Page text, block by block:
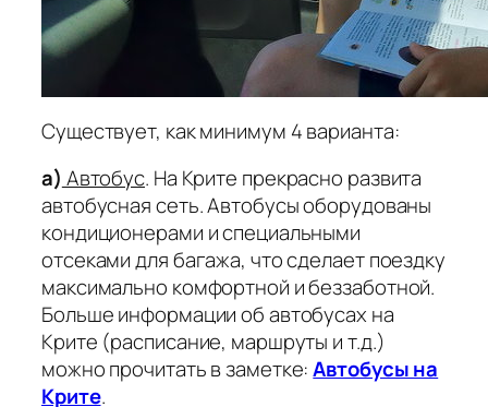
Существует, как минимум 4 варианта:
а) Автобус. На Крите прекрасно развита
автобусная сеть. Автобусы оборудованы
кондиционерами и специальными
отсеками для багажа, что сделает поездку
максимально комфортной и беззаботной.
Больше информации об автобусах на
Крите (расписание, маршруты и т.д.)
можно прочитать в заметке:Автобусы на
Крите.